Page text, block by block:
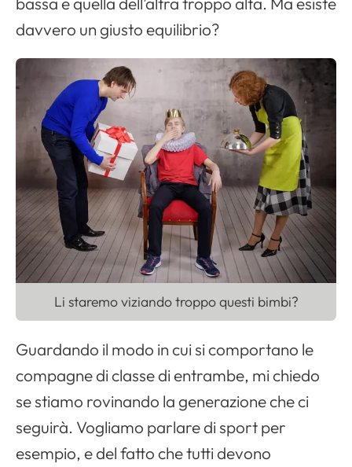
davvero un giusto equilibrio?
Li staremo viziando troppo questi bimbi?
Guardando il modo in cui si comportano le
compagne di classe di entrambe, mi chiedo
se stiamo rovinando la generazione che ci
seguirà. Vogliamo parlare di sport per
esempio, e del fatto che tutti devono